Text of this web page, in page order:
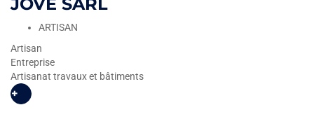
ARTISAN
Artisan
Entreprise
Artisanat travaux et bâtiments
+